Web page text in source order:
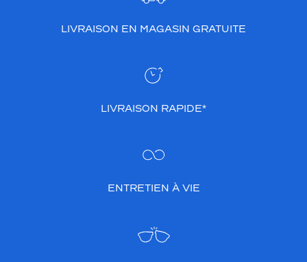
LIVRAISON EN MAGASIN GRATUITE
LIVRAISON RAPIDE*
ENTRETIEN À VIE